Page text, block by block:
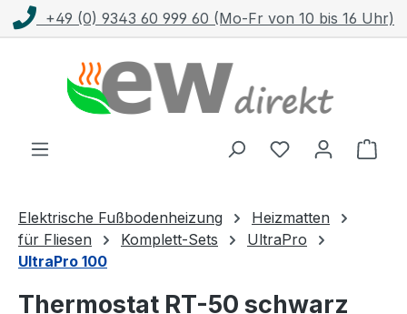
Zum Hauptinhalt springen
+49 (0) 9343 60 999 60 (Mo-Fr von 10 bis 16 Uhr)
Elektrische Fußbodenheizung
Heizmatten
für Fliesen
Komplett-Sets
UltraPro
UltraPro 100
Thermostat RT-50 schwarz